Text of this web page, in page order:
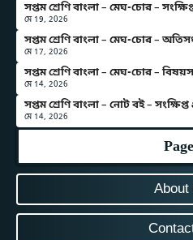
সপ্তম শ্রেণি বাংলা – মেঘ-চোর –
মে 19, 2026
সপ্তম শ্রেণি বাংলা – মেঘ-চোর –
মে 17, 2026
সপ্তম শ্রেণি বাংলা – মেঘ-চোর –
মে 14, 2026
সপ্তম শ্রেণি বাংলা – নোট বই – সংক্ষিপ্ত
মে 14, 2026
About